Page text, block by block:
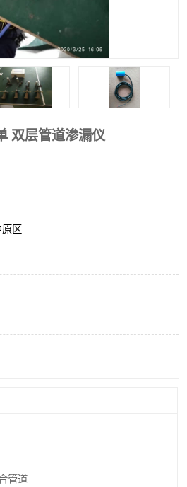
双层管道渗漏仪
原区
管道
锅炉水位计
电容液位计
加油站液位仪